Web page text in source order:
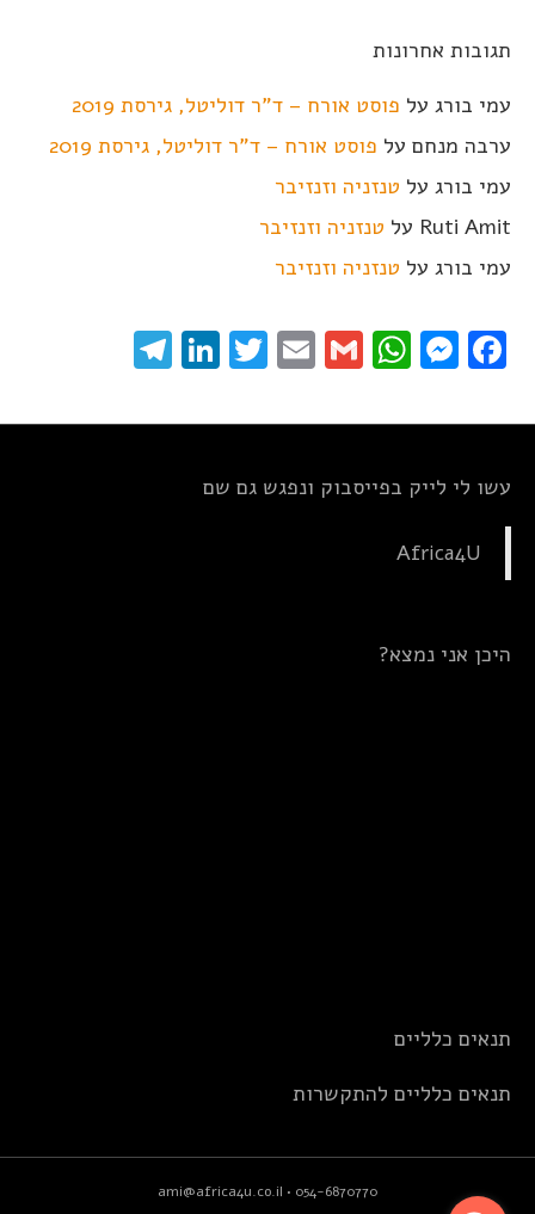
תגובות אחרונות
עמי בורג על פוסט אורח – ד"ר דוליטל, גירסת 2019
ערבה מנחם על פוסט אורח – ד"ר דוליטל, גירסת 2019
עמי בורג על טנזניה וזנזיבר
Ruti Amit על טנזניה וזנזיבר
עמי בורג על טנזניה וזנזיבר
Facebook
Messenger
WhatsApp
Gmail
Email
Twitter
LinkedIn
עשו לי לייק בפייסבוק ונפגש גם שם
Africa4U
היכן אני נמצא?
תנאים כלליים
תנאים כלליים להתקשרות
054-6870770
•
ami@africa4u.co.il